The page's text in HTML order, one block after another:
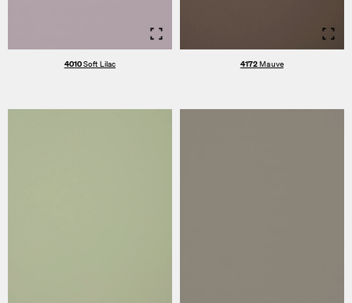
Info
4010Soft Lilac
Info
4172Mauve